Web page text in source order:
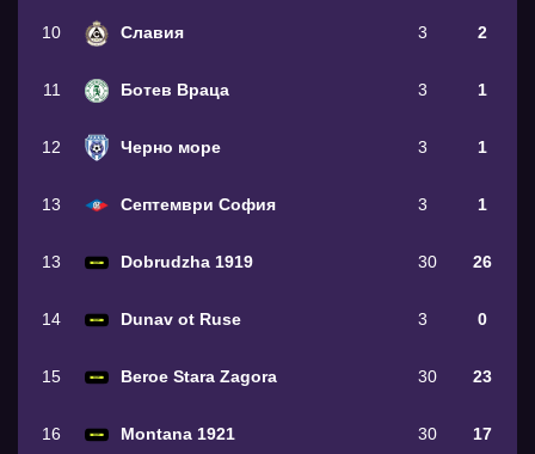
10 Славия 3 2
11 Ботев Враца 3 1
12 Черно море 3 1
13 Септември София 3 1
13 Dobrudzha 1919 30 26
14 Dunav ot Ruse 3 0
15 Beroe Stara Zagora 30 23
16 Montana 1921 30 17